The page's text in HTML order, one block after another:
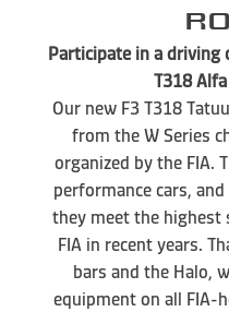
Participate in a driving
T318
Our new F3 T318
from the W Series
organized by the FIA.
performance cars,
they meet the highest
FIA in recent years.
bars and the Halo,
equipment on all FIA-